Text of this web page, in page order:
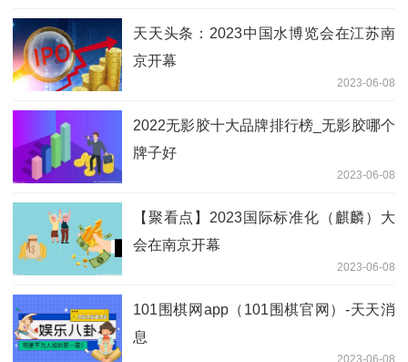
天天头条：2023中国水博览会在江苏南
京开幕
2023-06-08
2022无影胶十大品牌排行榜_无影胶哪个
牌子好
2023-06-08
【聚看点】2023国际标准化（麒麟）大
会在南京开幕
2023-06-08
101围棋网app（101围棋官网）-天天消
息
2023-06-08